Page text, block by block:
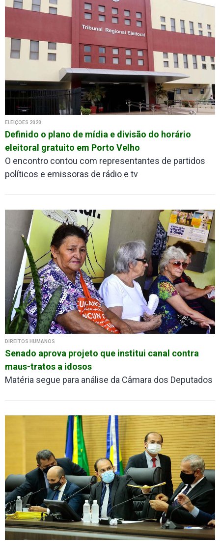
ELEIÇÕES 2020
Definido o plano de mídia e divisão do horário
eleitoral gratuito em Porto Velho
O encontro contou com representantes de partidos
políticos e emissoras de rádio e tv
DIREITOS HUMANOS
Senado aprova projeto que institui canal contra
maus-tratos a idosos
Matéria segue para análise da Câmara dos Deputados